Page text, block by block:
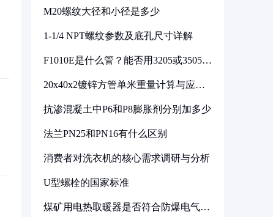
M20螺纹大径和小径是多少
1-1/4 NPT螺纹参数及底孔尺寸详解
F1010E是什么管？能否用3205或3505代
20x40x2镀锌方管单米重量计算与应用
抗渗混凝土中P6和P8膨胀剂分别加多少
法兰PN25和PN16有什么区别
消费者对洗衣机的核心需求调研与分析
U型螺栓的国家标准
煤矿用电热取暖器是否符合防爆电气设